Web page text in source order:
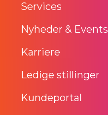
Services
Nyheder & Events
Karriere
Ledige stillinger
Kundeportal